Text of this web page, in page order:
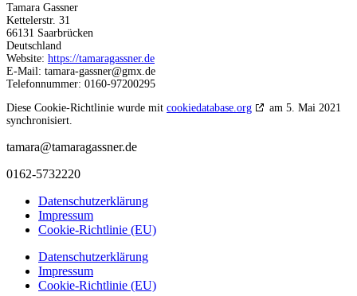
Tamara Gassner
Kettelerstr. 31
66131 Saarbrücken
Deutschland
Website: https://tamaragassner.de
E-Mail: tamara-gassner@gmx.de
Telefonnummer: 0160-97200295
Diese Cookie-Richtlinie wurde mit cookiedatabase.org
am 5. Mai 2021
synchronisiert.
tamara@tamaragassner.de
0162-5732220
Datenschutzerklärung
Impressum
Cookie-Richtlinie (EU)
Datenschutzerklärung
Impressum
Cookie-Richtlinie (EU)